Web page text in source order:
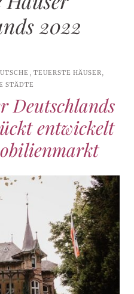
2022
, TEUERSTE HÄUSER,
STÄDTE
Deutschlands
entwickelt